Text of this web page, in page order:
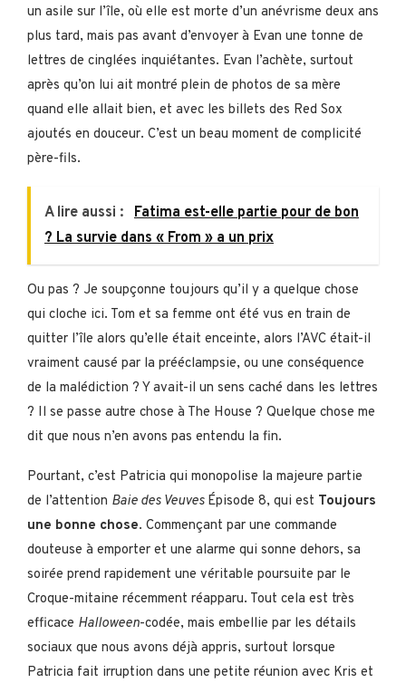
un asile sur l’île, où elle est morte d’un anévrisme deux ans
plus tard, mais pas avant d’envoyer à Evan une tonne de
lettres de cinglées inquiétantes. Evan l’achète, surtout
après qu’on lui ait montré plein de photos de sa mère
quand elle allait bien, et avec les billets des Red Sox
ajoutés en douceur. C’est un beau moment de complicité
père-fils.
A lire aussi : Fatima est-elle partie pour de bon
? La survie dans « From » a un prix
Ou pas ? Je soupçonne toujours qu’il y a quelque chose
qui cloche ici. Tom et sa femme ont été vus en train de
quitter l’île alors qu’elle était enceinte, alors l’AVC était-il
vraiment causé par la prééclampsie, ou une conséquence
de la malédiction ? Y avait-il un sens caché dans les lettres
? Il se passe autre chose à The House ? Quelque chose me
dit que nous n’en avons pas entendu la fin.
Pourtant, c’est Patricia qui monopolise la majeure partie
de l’attention Baie des Veuves Épisode 8, qui est Toujours
une bonne chose. Commençant par une commande
douteuse à emporter et une alarme qui sonne dehors, sa
soirée prend rapidement une véritable poursuite par le
Croque-mitaine récemment réapparu. Tout cela est très
efficace Halloween-codée, mais embellie par les détails
sociaux que nous avons déjà appris, surtout lorsque
Patricia fait irruption dans une petite réunion avec Kris et